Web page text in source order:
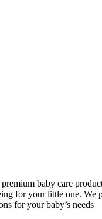
baby care
for your little one. We
for your baby’s needs